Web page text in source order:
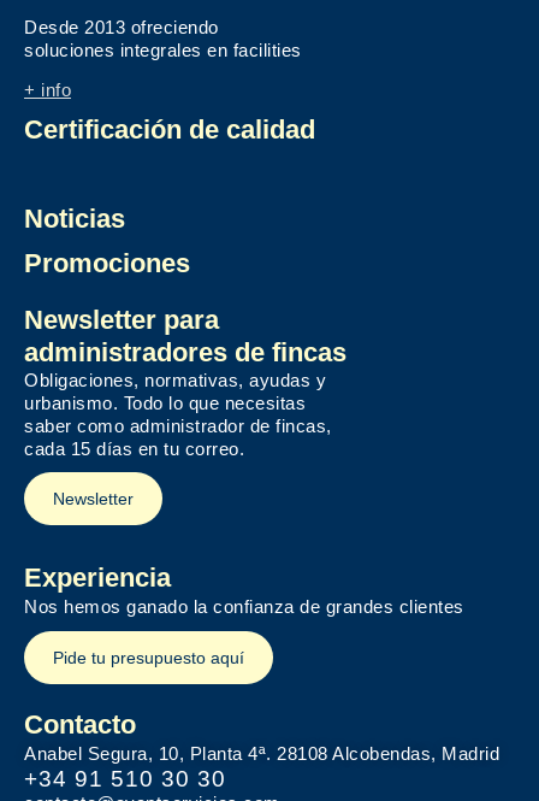
Desde 2013 ofreciendo
soluciones integrales en facilities
+ info
Certificación de calidad
Noticias
Promociones
Newsletter para
administradores de fincas
Obligaciones, normativas, ayudas y
urbanismo. Todo lo que necesitas
saber como administrador de fincas,
cada 15 días en tu correo.
Newsletter
Experiencia
Nos hemos ganado la confianza de grandes clientes
Pide tu presupuesto aquí
Contacto
Anabel Segura, 10, Planta 4ª. 28108 Alcobendas, Madrid
+34 91 510 30 30